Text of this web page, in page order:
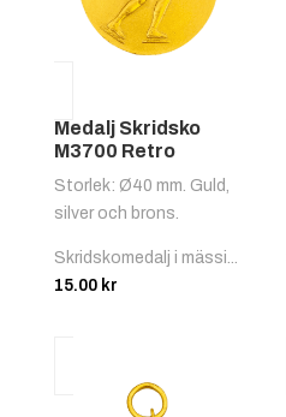
Medalj Skridsko
M3700 Retro
Storlek: Ø40 mm. Guld,
silver och brons.
Skridskomedalj i mässi...
15.00 kr